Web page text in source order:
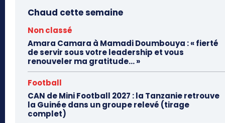
Chaud cette semaine
Non classé
Amara Camara à Mamadi Doumbouya : « fierté
de servir sous votre leadership et vous
renouveler ma gratitude… »
Football
CAN de Mini Football 2027 : la Tanzanie retrouve
la Guinée dans un groupe relevé (tirage
complet)